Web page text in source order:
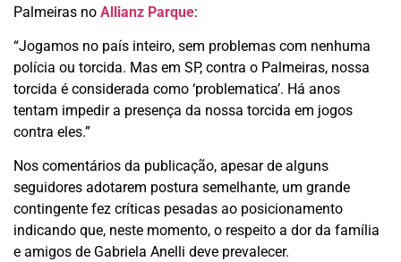
Palmeiras no Allianz Parque:
“Jogamos no país inteiro, sem problemas com nenhuma
polícia ou torcida. Mas em SP, contra o Palmeiras, nossa
torcida é considerada como ‘problematica’. Há anos
tentam impedir a presença da nossa torcida em jogos
contra eles.”
Nos comentários da publicação, apesar de alguns
seguidores adotarem postura semelhante, um grande
contingente fez críticas pesadas ao posicionamento
indicando que, neste momento, o respeito a dor da família
e amigos de Gabriela Anelli deve prevalecer.